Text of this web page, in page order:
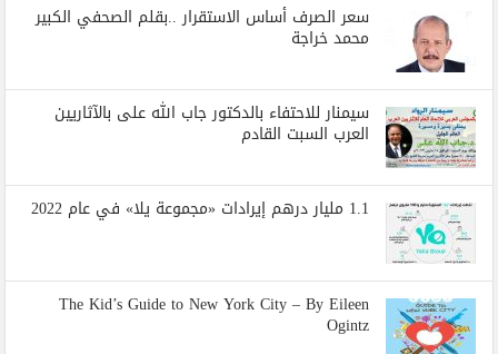
سعر الصرف أساس الاستقرار ..بقلم الصحفي الكبير
محمد خراجة
سيمنار للاحتفاء بالدكتور جاب الله على بالآثاريين
العرب السبت القادم
1.1 مليار درهم إيرادات «مجموعة يلا» في عام 2022
The Kid’s Guide to New York City – By Eileen
Ogintz